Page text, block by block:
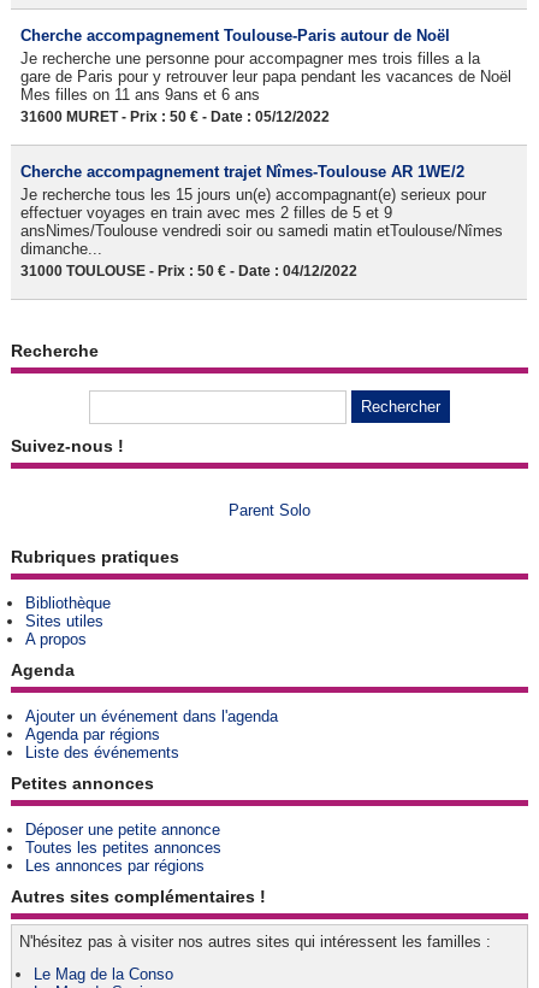
Cherche accompagnement Toulouse-Paris autour de Noël
Je recherche une personne pour accompagner mes trois filles a la
gare de Paris pour y retrouver leur papa pendant les vacances de Noël
Mes filles on 11 ans 9ans et 6 ans
31600 MURET - Prix : 50 € - Date : 05/12/2022
Cherche accompagnement trajet Nîmes-Toulouse AR 1WE/2
Je recherche tous les 15 jours un(e) accompagnant(e) serieux pour
effectuer voyages en train avec mes 2 filles de 5 et 9
ansNimes/Toulouse vendredi soir ou samedi matin etToulouse/Nîmes
dimanche...
31000 TOULOUSE - Prix : 50 € - Date : 04/12/2022
Recherche
Suivez-nous !
Parent Solo
Rubriques pratiques
Bibliothèque
Sites utiles
A propos
Agenda
Ajouter un événement dans l'agenda
Agenda par régions
Liste des événements
Petites annonces
Déposer une petite annonce
Toutes les petites annonces
Les annonces par régions
Autres sites complémentaires !
N'hésitez pas à visiter nos autres sites qui intéressent les familles :
Le Mag de la Conso